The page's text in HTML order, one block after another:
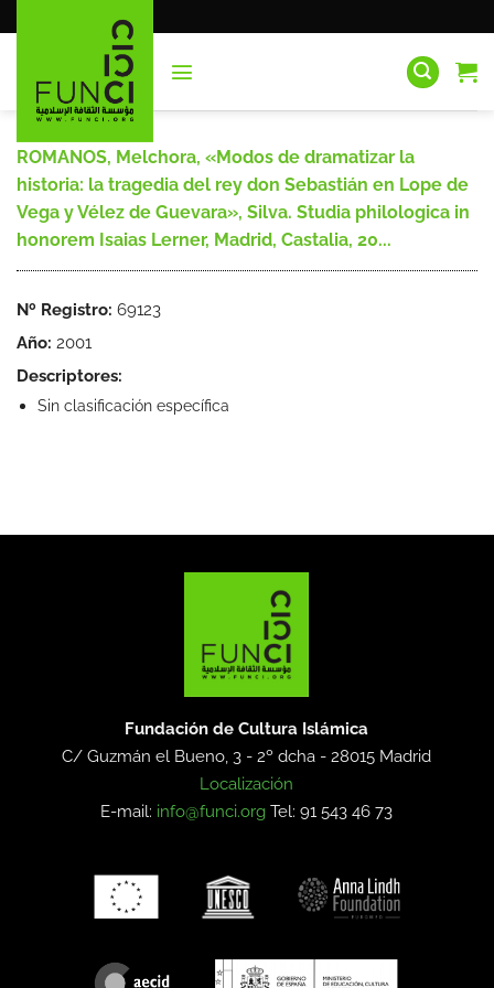
al
ROMANOS, Melchora, «Modos de dramatizar la
historia: la tragedia del rey don Sebastián en Lope de
Vega y Vélez de Guevara», Silva. Studia philologica in
honorem Isaias Lerner, Madrid, Castalia, 20...
Nº Registro: 69123
Año: 2001
Descriptores:
Sin clasificación específica
Fundación de Cultura Islámica
C/ Guzmán el Bueno, 3 - 2º dcha -28015 Madrid
Localización
E-mail: info@funci.org Tel: 91 543 46 73